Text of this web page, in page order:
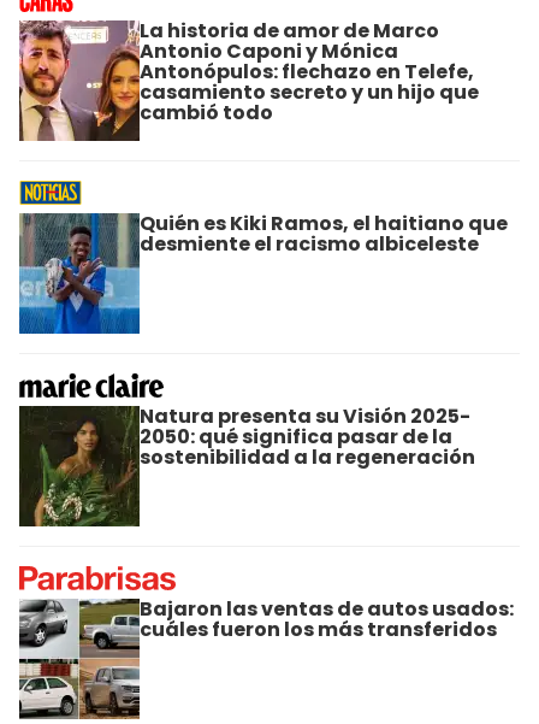
La historia de amor de Marco
Antonio Caponi y Mónica
Antonópulos: flechazo en Telefe,
casamiento secreto y un hijo que
cambió todo
Quién es Kiki Ramos, el haitiano que
desmiente el racismo albiceleste
Natura presenta su Visión 2025-
2050: qué significa pasar de la
sostenibilidad a la regeneración
Bajaron las ventas de autos usados:
cuáles fueron los más transferidos